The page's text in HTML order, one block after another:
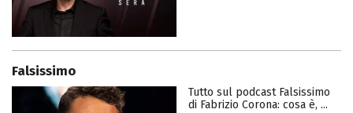
Falsissimo
Tutto sul podcast Falsissimo
di Fabrizio Corona: cosa è, ...